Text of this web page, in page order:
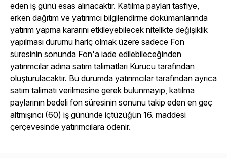
eden iş günü esas alınacaktır. Katılma payları tasfiye,
erken dağıtım ve yatırımcı bilgilendirme dokümanlarında
yatırım yapma kararını etkileyebilecek nitelikte değişiklik
yapılması durumu hariç olmak üzere sadece Fon
süresinin sonunda Fon'a iade edilebileceğinden
yatırımcılar adına satım talimatları Kurucu tarafından
oluşturulacaktır. Bu durumda yatırımcılar tarafından ayrıca
satım talimatı verilmesine gerek bulunmayıp, katılma
paylarının bedeli fon süresinin sonunu takip eden en geç
altmışıncı (60) iş gününde içtüzüğün 16. maddesi
çerçevesinde yatırımcılara ödenir.